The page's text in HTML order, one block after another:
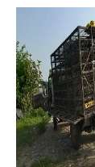
News
LIVE